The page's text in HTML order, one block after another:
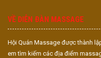
VỀ DIỄN ĐÀN MASSAGE
Hội Quán Massage được thành
em tìm kiếm các địa điểm